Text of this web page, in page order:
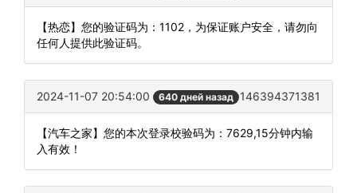
【热恋】您的验证码为：1102，为保证账户安全，请勿向
任何人提供此验证码。
2024-11-07 20:54:00 640 дней назад 146394371381
【汽车之家】您的本次登录校验码为：7629,15分钟内输
入有效！